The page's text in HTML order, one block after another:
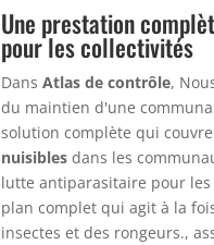
Une prestation
pour les collectivités
Dans Atlas de contrôle,
du maintien d'une
solution complète qui
nuisiblesdans les
lutte antiparasitaire pour les
plan complet qui agit à la
insectes et des rongeurs.,